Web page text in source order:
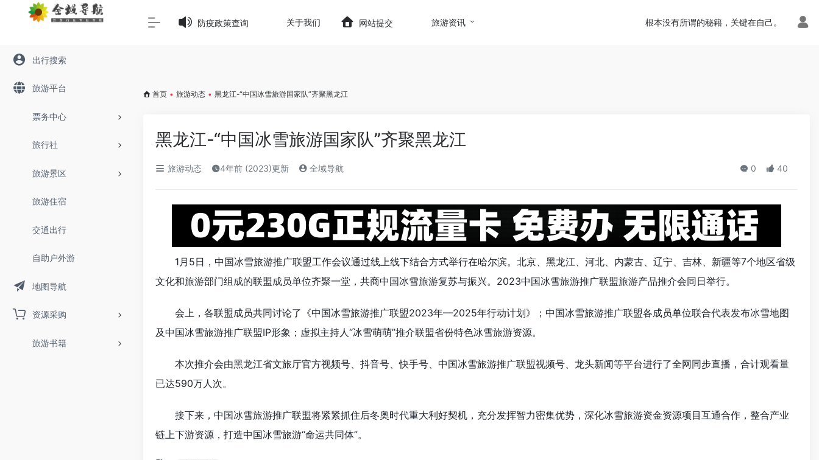
Warning: Array to string conversion in/www/wwwroot/645t.com/wp-content/themes/onenav/inc/wp-optimization.php
出行搜索
旅游平台
票务中心
旅行社
旅游景区
旅游住宿
交通出行
自助户外游
地图导航
资源采购
旅游书籍
防疫政策查询 关于我们 网站提交 旅游资讯 根本没有所谓的秘籍，关键在自己。
首页 • 旅游动态 • 黑龙江-“中国冰雪旅游国家队”齐聚黑龙江
黑龙江-“中国冰雪旅游国家队”齐聚黑龙江
旅游动态 4年前 (2023)更新 全域导航 0 40
1月5日，中国冰雪旅游推广联盟工作会议通过线上线下结合方式举行在哈尔滨。北京、黑龙江、河北、内蒙古、辽宁、吉林、新疆等7个地区省级
文化和旅游部门组成的联盟成员单位齐聚一堂，共商中国冰雪旅游复苏与振兴。2023中国冰雪旅游推广联盟旅游产品推介会同日举行。
会上，各联盟成员共同讨论了《中国冰雪旅游推广联盟2023年—2025年行动计划》；中国冰雪旅游推广联盟各成员单位联合代表发布冰雪地图
及中国冰雪旅游推广联盟IP形象；虚拟主持人“冰雪萌萌”推介联盟省份特色冰雪旅游资源。
本次推介会由黑龙江省文旅厅官方视频号、抖音号、快手号、中国冰雪旅游推广联盟视频号、龙头新闻等平台进行了全网同步直播，合计观看量
已达590万人次。
接下来，中国冰雪旅游推广联盟将紧紧抓住后冬奥时代重大利好契机，充分发挥智力密集优势，深化冰雪旅游资金资源项目互通合作，整合产业
链上下游资源，打造中国冰雪旅游“命运共同体”。